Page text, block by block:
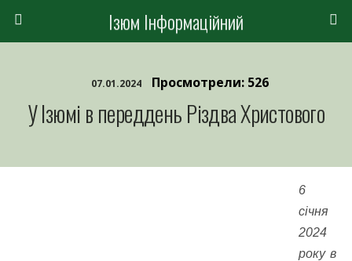
Ізюм Інформаційний
07.01.2024 Просмотрели: 526
У Ізюмі в переддень Різдва Христового
6
січня
2024
року в